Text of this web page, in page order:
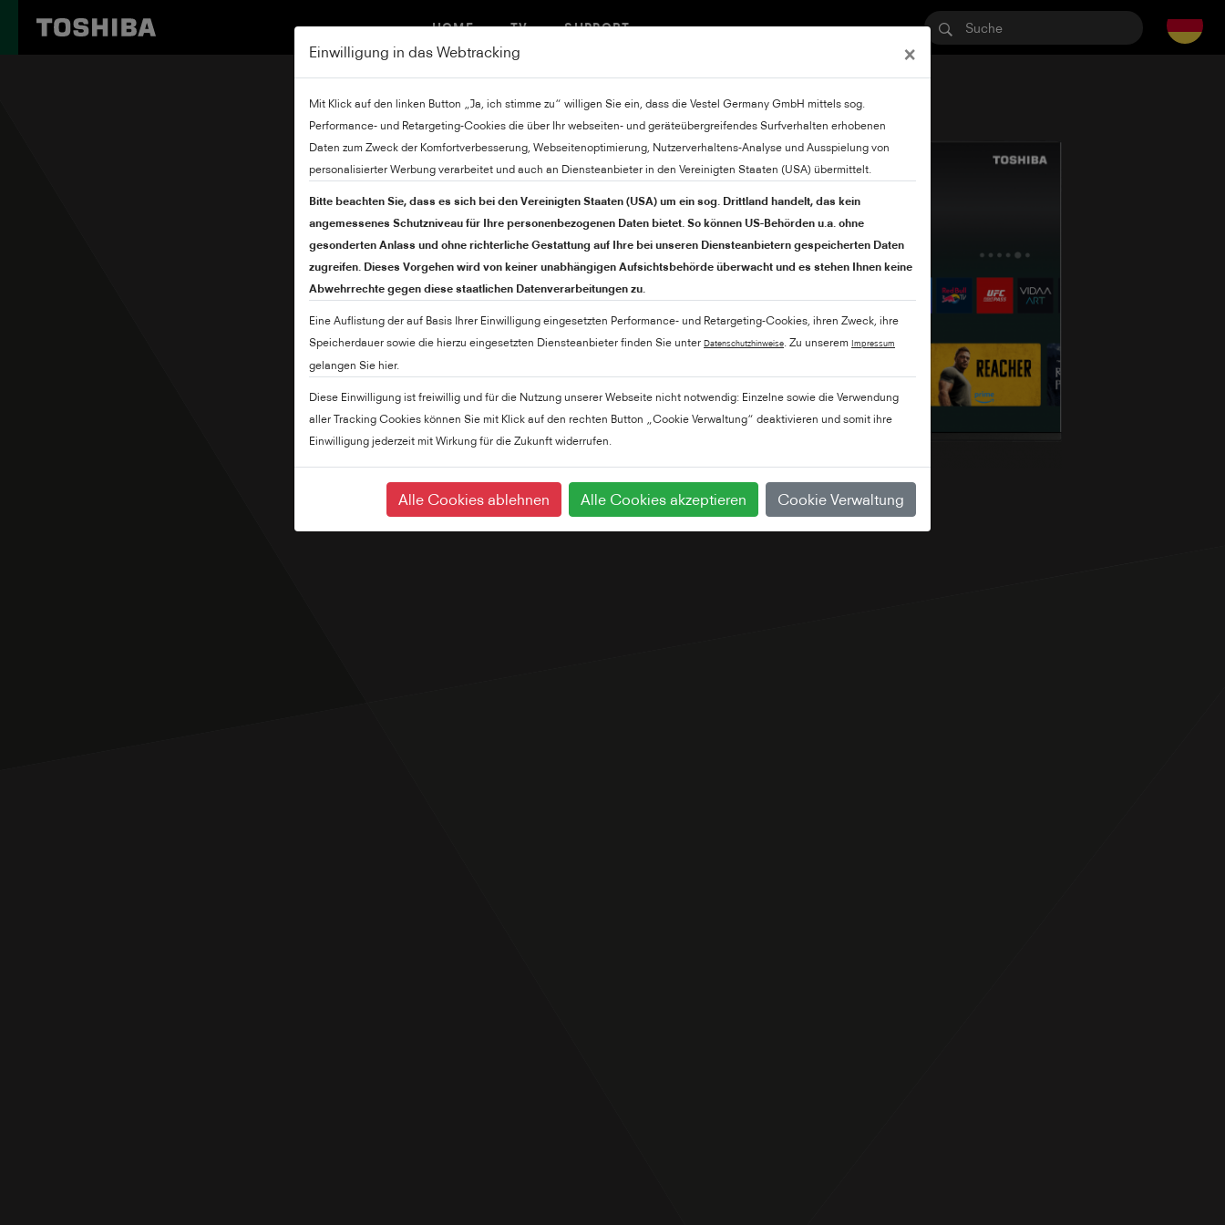
HOME TV SUPPORT
Einwilligung in das Webtracking ×
Mit Klick auf den linken Button „Ja, ich stimme zu“ willigen Sie ein, dass die Vestel Germany GmbH mittels sog.
Performance- und Retargeting-Cookies die über Ihr webseiten- und geräteübergreifendes Surfverhalten erhobenen
Daten zum Zweck der Komfortverbesserung, Webseitenoptimierung, Nutzerverhaltens-Analyse und Ausspielung von
personalisierter Werbung verarbeitet und auch an Diensteanbieter in den Vereinigten Staaten (USA) übermittelt.
Bitte beachten Sie, dass es sich bei den Vereinigten Staaten (USA) um ein sog. Drittland handelt, das kein
angemessenes Schutzniveau für Ihre personenbezogenen Daten bietet. So können US-Behörden u.a. ohne
gesonderten Anlass und ohne richterliche Gestattung auf Ihre bei unseren Diensteanbietern gespeicherten Daten
zugreifen. Dieses Vorgehen wird von keiner unabhängigen Aufsichtsbehörde überwacht und es stehen Ihnen keine
Abwehrrechte gegen diese staatlichen Datenverarbeitungen zu.
Eine Auflistung der auf Basis Ihrer Einwilligung eingesetzten Performance- und Retargeting-Cookies, ihren Zweck, ihre
Speicherdauer sowie die hierzu eingesetzten Diensteanbieter finden Sie unter Datenschutzhinweise. Zu unserem Impressum
gelangen Sie hier.
Diese Einwilligung ist freiwillig und für die Nutzung unserer Webseite nicht notwendig: Einzelne sowie die Verwendung
aller Tracking Cookies können Sie mit Klick auf den rechten Button „Cookie Verwaltung“ deaktivieren und somit ihre
Einwilligung jederzeit mit Wirkung für die Zukunft widerrufen.
Alle Cookies ablehnen Alle Cookies akzeptieren Cookie Verwaltung